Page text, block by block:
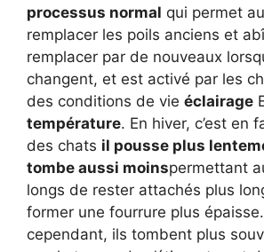
processus normal qui permet
remplacer les poils anciens et
remplacer par de nouveaux
changent, et est activé par les
des conditions de vie éclairage
température. En hiver, c’est en
des chats il pousse plus
tombe aussi moinspermettant
longs de rester attachés plus
former une fourrure plus
cependant, ils tombent plus